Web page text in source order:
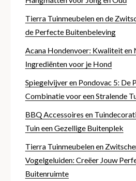
Tierra Tuinmeubelen en de
de Perfecte Buitenbeleving
Acana Hondenvoer: Kwaliteit en
Ingrediënten voor je Hond
Spiegelvijver en Pondovac 5: De
Combinatie voor een Stralende
BBQ Accessoires en
Tuin een Gezellige Buitenplek
Tierra Tuinmeubelen en
Vogelgeluiden: Creëer Jouw
Buitenruimte